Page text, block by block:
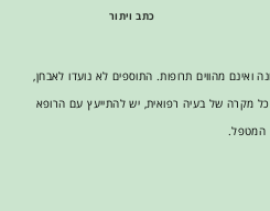
כתב ויתור
ואינם מהווים תרופות. התוספים לא נועדו לאבחן,
מקרה של בעיה רפואית, יש להתייעץ עם הרופא
המטפל.